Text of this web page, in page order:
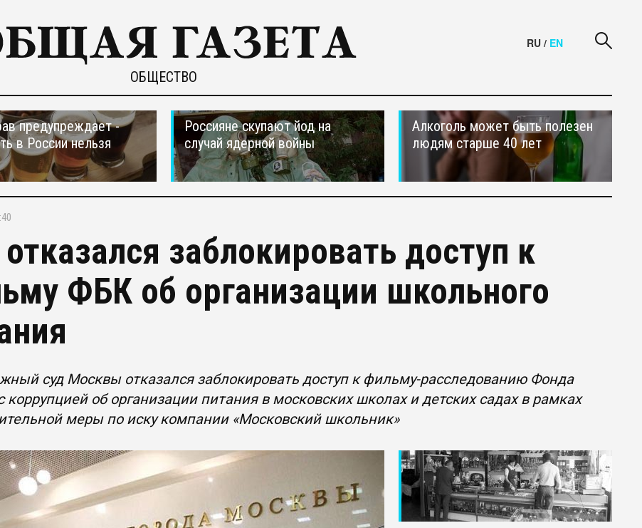
ОБЩЕСТВО
RU / EN
предупреждает -
в России нельзя
Россияне скупают йод на
случай ядерной войны
Алкоголь может быть полезен
людям старше 40 лет
заблокировать доступ к
ФБК об организации школьного
суд Москвы отказался заблокировать доступ к фильму-расследованию Фонда
коррупцией об организации питания в московских школах и детских садах в рамках
меры по иску компании «Московский школьник»